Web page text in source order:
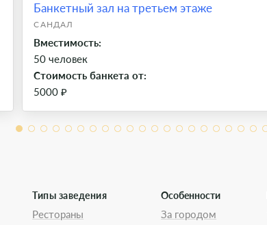
Банкетный зал на третьем этаже
САНДАЛ
Вместимость:
50 человек
Стоимость банкета от:
5000 ₽
Типы заведения
Рестораны
Особенности
За городом